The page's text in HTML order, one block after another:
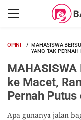
OPINI
MAHASISWA
YANG TAK PERNAH
MAHASISWA
ke Macet,
Pernah
Apa gunanya jalan